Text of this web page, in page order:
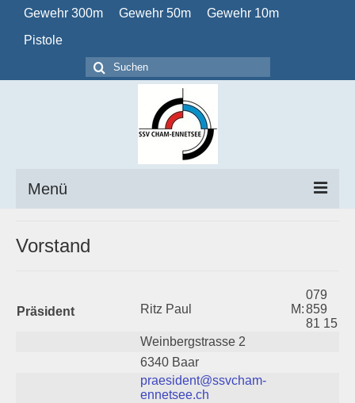
Gewehr 300m Gewehr 50m
Gewehr 10m
Pistole
Suchen
nach:
Menü
Obligatorisch
Schützenstuben
Vorstand
Präsident Ritz Paul M:
079
859
81 15
Weinbergstrasse 2
6340 Baar
praesident@ssvcham-
ennetsee.ch